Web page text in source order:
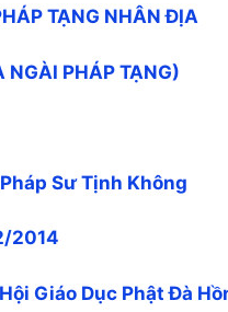
TẠNG NHÂN ĐỊA
PHÁP TẠNG)
Sư Tịnh Không
2014
Giáo Dục Phật Đà